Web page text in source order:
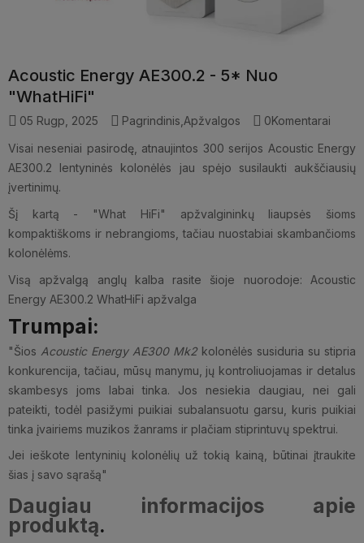
Acoustic Energy AE300.2 - 5* Nuo
"WhatHiFi"
05 Rugp, 2025 Pagrindinis Apžvalgos
0Komentarai
Visai neseniai pasirodę, atnaujintos 300 serijos Acoustic Energy
AE300.2 lentyninės kolonėlės jau spėjo susilaukti aukščiausių
įvertinimų.
Šį kartą - "What HiFi" apžvalgininkų liaupsės šioms
kompaktiškoms ir nebrangioms, tačiau nuostabiai skambančioms
kolonėlėms.
Visą apžvalgą anglų kalba rasite šioje nuorodoje: Acoustic
Energy AE300.2 WhatHiFi apžvalga
Trumpai:
"Šios Acoustic Energy AE300 Mk2 kolonėlės susiduria su stipria
konkurencija, tačiau, mūsų manymu, jų kontroliuojamas ir detalus
skambesys joms labai tinka. Jos nesiekia daugiau, nei gali
pateikti, todėl pasižymi puikiai subalansuotu garsu, kuris puikiai
tinka įvairiems muzikos žanrams ir plačiam stiprintuvų spektrui.
Jei ieškote lentyninių kolonėlių už tokią kainą, būtinai įtraukite
šias į savo sąrašą"
Daugiau informacijos apie
produktą.